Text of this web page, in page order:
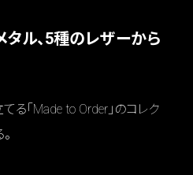
タル、5種のレザーから
る「Made to Order」のコレク